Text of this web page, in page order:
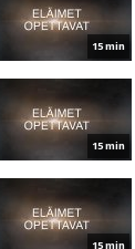
15 min
15 min
15 min